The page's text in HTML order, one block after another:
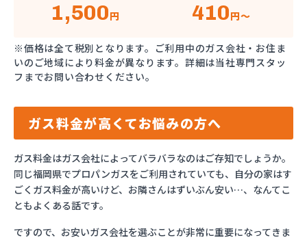
1,500円 410円～
※価格は全て税別となります。ご利用中のガス会社・お住ま
いのご地域により料金が異なります。詳細は当社専門スタッ
フまでお問い合わせください。
ガス料金が高くてお悩みの方へ
ガス料金はガス会社によってバラバラなのはご存知でしょうか。
同じ福岡県でプロパンガスをご利用されていても、自分の家はす
ごくガス料金が高いけど、お隣さんはずいぶん安い…、なんてこ
ともよくある話です。
ですので、お安いガス会社を選ぶことが非常に重要になってきま